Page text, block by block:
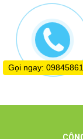
Gọi ngay: